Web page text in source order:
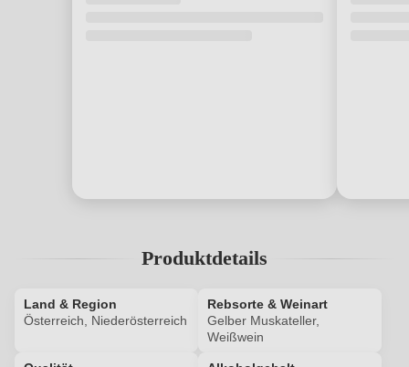
Produktdetails
Land & Region
Österreich, Niederösterreich
Rebsorte & Weinart
Gelber Muskateller,
Weißwein